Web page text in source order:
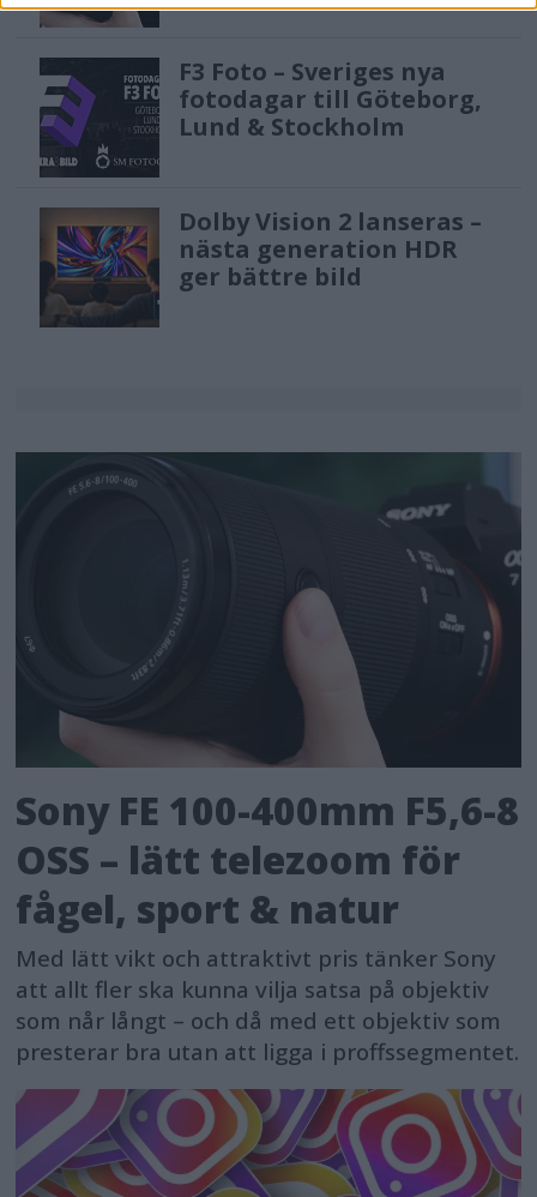
F3 Foto – Sveriges nya
fotodagar till Göteborg,
Lund & Stockholm
Dolby Vision 2 lanseras –
nästa generation HDR
ger bättre bild
Sony FE 100-400mm F5,6-8
OSS – lätt telezoom för
fågel, sport & natur
Med lätt vikt och attraktivt pris tänker Sony
att allt fler ska kunna vilja satsa på objektiv
som når långt – och då med ett objektiv som
presterar bra utan att ligga i proffssegmentet.